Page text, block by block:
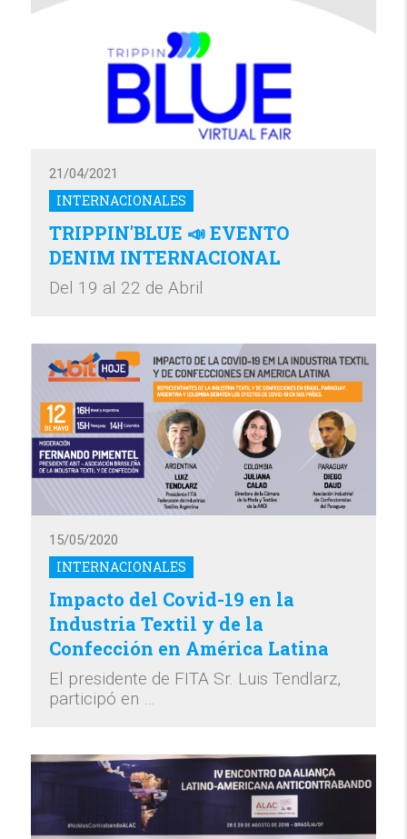
INTERNACIONALES
21/04/2021
TRIPPIN'BLUE 📣 EVENTO
DENIM INTERNACIONAL
Del 19 al 22 de Abril
INTERNACIONALES
15/05/2020
Impacto del Covid-19 en la
Industria Textil y de la
Confección en América Latina
El presidente de FITA Sr. Luis Tendlarz,
participó en …